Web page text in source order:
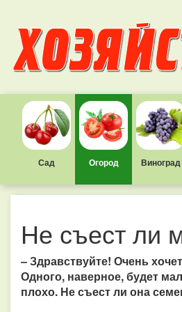
Сад Огород Виноград
Не съест ли
– Здравствуйте! Очень
Одного, наверное, будет
плохо. Не съест ли она